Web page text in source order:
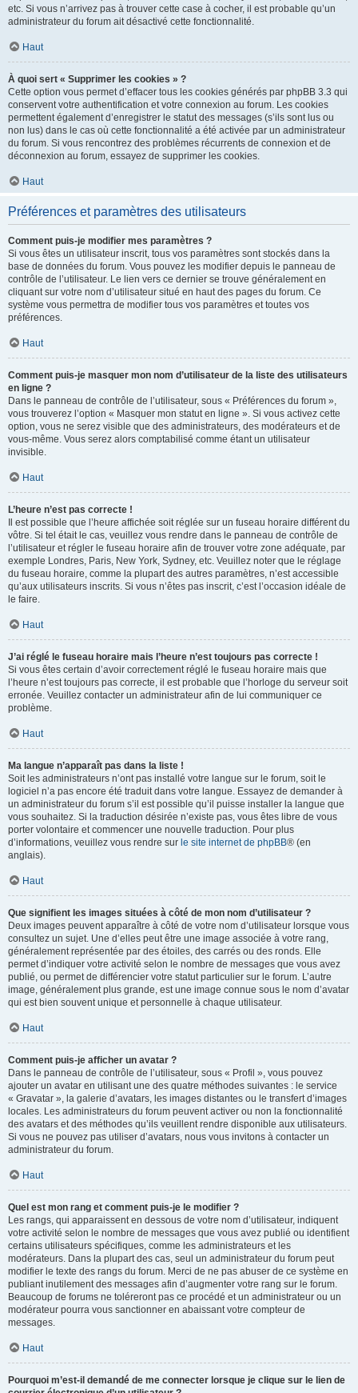
etc. Si vous n’arrivez pas à trouver cette case à cocher, il est probable qu’un
administrateur du forum ait désactivé cette fonctionnalité.
Haut
À quoi sert « Supprimer les cookies » ?
Cette option vous permet d’effacer tous les cookies générés par phpBB 3.3 qui
conservent votre authentification et votre connexion au forum. Les cookies
permettent également d’enregistrer le statut des messages (s’ils sont lus ou
non lus) dans le cas où cette fonctionnalité a été activée par un administrateur
du forum. Si vous rencontrez des problèmes récurrents de connexion et de
déconnexion au forum, essayez de supprimer les cookies.
Haut
Préférences et paramètres des utilisateurs
Comment puis-je modifier mes paramètres ?
Si vous êtes un utilisateur inscrit, tous vos paramètres sont stockés dans la
base de données du forum. Vous pouvez les modifier depuis le panneau de
contrôle de l’utilisateur. Le lien vers ce dernier se trouve généralement en
cliquant sur votre nom d’utilisateur situé en haut des pages du forum. Ce
système vous permettra de modifier tous vos paramètres et toutes vos
préférences.
Haut
Comment puis-je masquer mon nom d’utilisateur de la liste des utilisateurs
en ligne ?
Dans le panneau de contrôle de l’utilisateur, sous « Préférences du forum »,
vous trouverez l’option « Masquer mon statut en ligne ». Si vous activez cette
option, vous ne serez visible que des administrateurs, des modérateurs et de
vous-même. Vous serez alors comptabilisé comme étant un utilisateur
invisible.
Haut
L’heure n’est pas correcte !
Il est possible que l’heure affichée soit réglée sur un fuseau horaire différent du
vôtre. Si tel était le cas, veuillez vous rendre dans le panneau de contrôle de
l’utilisateur et régler le fuseau horaire afin de trouver votre zone adéquate, par
exemple Londres, Paris, New York, Sydney, etc. Veuillez noter que le réglage
du fuseau horaire, comme la plupart des autres paramètres, n’est accessible
qu’aux utilisateurs inscrits. Si vous n’êtes pas inscrit, c’est l’occasion idéale de
le faire.
Haut
J’ai réglé le fuseau horaire mais l’heure n’est toujours pas correcte !
Si vous êtes certain d’avoir correctement réglé le fuseau horaire mais que
l’heure n’est toujours pas correcte, il est probable que l’horloge du serveur soit
erronée. Veuillez contacter un administrateur afin de lui communiquer ce
problème.
Haut
Ma langue n’apparaît pas dans la liste !
Soit les administrateurs n’ont pas installé votre langue sur le forum, soit le
logiciel n’a pas encore été traduit dans votre langue. Essayez de demander à
un administrateur du forum s’il est possible qu’il puisse installer la langue que
vous souhaitez. Si la traduction désirée n’existe pas, vous êtes libre de vous
porter volontaire et commencer une nouvelle traduction. Pour plus
d’informations, veuillez vous rendre sur le site internet de phpBB® (en
anglais).
Haut
Que signifient les images situées à côté de mon nom d’utilisateur ?
Deux images peuvent apparaître à côté de votre nom d’utilisateur lorsque vous
consultez un sujet. Une d’elles peut être une image associée à votre rang,
généralement représentée par des étoiles, des carrés ou des ronds. Elle
permet d’indiquer votre activité selon le nombre de messages que vous avez
publié, ou permet de différencier votre statut particulier sur le forum. L’autre
image, généralement plus grande, est une image connue sous le nom d’avatar
qui est bien souvent unique et personnelle à chaque utilisateur.
Haut
Comment puis-je afficher un avatar ?
Dans le panneau de contrôle de l’utilisateur, sous « Profil », vous pouvez
ajouter un avatar en utilisant une des quatre méthodes suivantes : le service
« Gravatar », la galerie d’avatars, les images distantes ou le transfert d’images
locales. Les administrateurs du forum peuvent activer ou non la fonctionnalité
des avatars et des méthodes qu’ils veuillent rendre disponible aux utilisateurs.
Si vous ne pouvez pas utiliser d’avatars, nous vous invitons à contacter un
administrateur du forum.
Haut
Quel est mon rang et comment puis-je le modifier ?
Les rangs, qui apparaissent en dessous de votre nom d’utilisateur, indiquent
votre activité selon le nombre de messages que vous avez publié ou identifient
certains utilisateurs spécifiques, comme les administrateurs et les
modérateurs. Dans la plupart des cas, seul un administrateur du forum peut
modifier le texte des rangs du forum. Merci de ne pas abuser de ce système en
publiant inutilement des messages afin d’augmenter votre rang sur le forum.
Beaucoup de forums ne toléreront pas ce procédé et un administrateur ou un
modérateur pourra vous sanctionner en abaissant votre compteur de
messages.
Haut
Pourquoi m’est-il demandé de me connecter lorsque je clique sur le lien de